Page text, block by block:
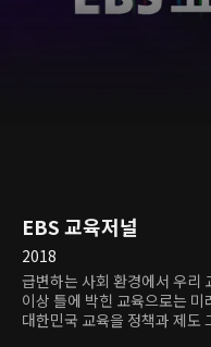
EBS 교육저널
2018
급변하는 사회 환경에서 우리
이상 틀에 박힌 교육으로는
대한민국 교육을 정책과 제도